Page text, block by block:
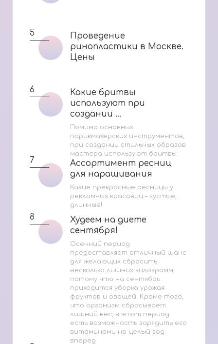
5
Проведение
ринопластики в Москве.
Цены
Проведение
ринопластики в Москве.
Цены
6
Какие бритвы
используют при
создании ...
Какие бритвы
используют при
создании ...
Помимо основных
парикмахерских инструментов,
при создании стильных образов
мастера используют бритвы.
7
Ассортимент ресниц
для наращивания
Ассортимент ресниц
для наращивания
Какие прекрасные ресницы у
рекламных красавиц – густые,
длинные!
8
Худеем на диете
сентября!
Худеем на диете
сентября!
Осенний период
предоставляет отличный шанс
для желающих сбросить
несколько лишних килограмм,
потому что на сентябрь
приходится уборка урожая
фруктов и овощей. Кроме того,
что организм сбрасывает
лишний вес, в этот период
есть возможность зарядить его
витаминами на целый год
вперед